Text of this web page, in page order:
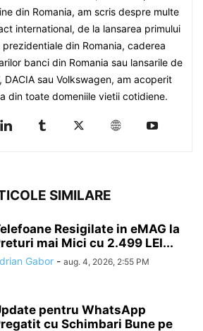
din Romania, am scris despre multe
international, de la lansarea primului
prezidentiale din Romania, caderea
banci din Romania sau lansarile de
DACIA sau Volkswagen, am acoperit
din toate domeniile vietii cotidiene.
SIMILARE
Resigilate in eMAG la
mai Mici cu 2.499 LEI...
Gabor - aug. 4, 2026, 2:55 PM
pentru WhatsApp
cu Schimbari Bune pe